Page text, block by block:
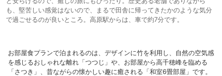
も、堅苦しい感覚はないので、まるで田舎に帰ってきたかのような気分
で過ごせるのが良いところ。高原駅からは、車で約7分です。
お部屋食プランで泊まれるのは、デザインに竹を利用し、自然の空気感
を感じるおしゃれな離れ「つつじ」や、お部屋から高千穂峰を臨める
「さつき」、昔ながらの懐かしい趣に癒される「和室6畳部屋」です。